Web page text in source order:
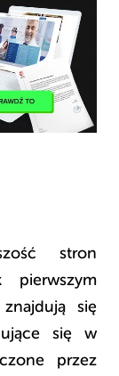
stron
się
się w
przez